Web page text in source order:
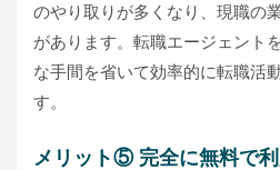
のやり取りが多くなり、現職の
があります。転職エージェント
な手間を省いて効率的に転職活
す。
メリット⑤ 完全に無料で